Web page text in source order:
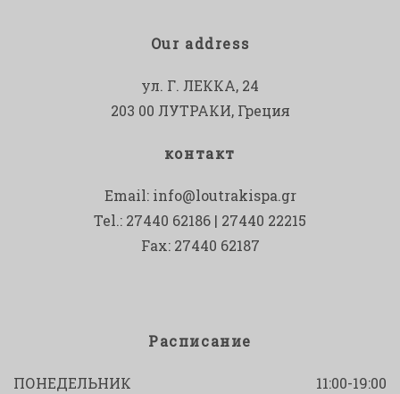
Our address
ул. Г. ЛЕККА, 24
203 00 ЛУТРАКИ, Греция
контакт
Email: info@loutrakispa.gr
Tel.: 27440 62186 | 27440 22215
Fax: 27440 62187
Расписание
ПОНЕДЕЛЬНИК
11:00-19:00